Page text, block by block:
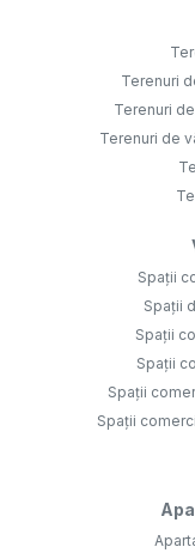
Terenuri
Terenuri
Terenuri de
Spații
Spații
Spații
Spații
Spații
Spații